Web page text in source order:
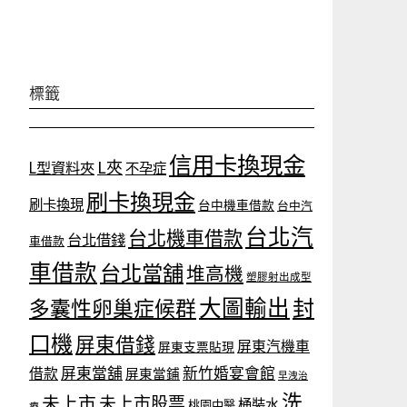
標籤
L型資料夾 L夾 不孕症 信用卡換現金
刷卡換現 刷卡換現金 台中機車借款 台中汽
車借款 台北借錢 台北機車借款 台北汽
車借款 台北當舖堆高機 塑膠射出成型
多囊性卵巢症候群大圖輸出 封
口機 屏東借錢 屏東支票貼現 屏東汽機車
借款 屏東當舖 屏東當鋪 新竹婚宴會館 早洩治
未上市 未上市股票 洗